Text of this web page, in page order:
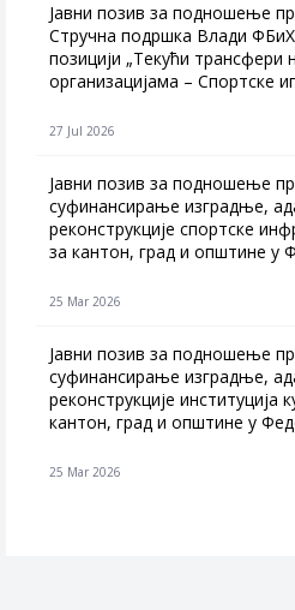
Јавни позив за подношење
Стручна подршка Влади
позицији „Текући
организацијама – Спортске
27 Jul 2026
Jавни позив за подношење
суфинансирање изградње,
реконструкције спортске
за кантон, град и општине у
25 Mar 2026
Јавни позив за подношење
суфинансирање изградње,
реконструкције институција
кантон, град и општине у
25 Mar 2026